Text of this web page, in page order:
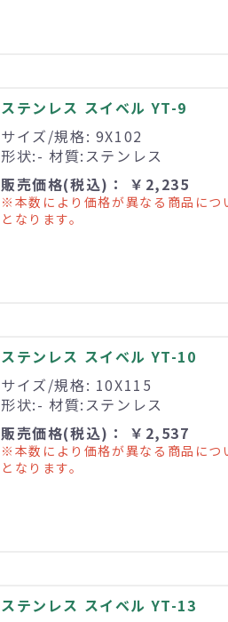
ステンレス スイベル YT-9
サイズ/規格: 9X102
形状:- 材質:ステンレス
販売価格(税込)： ￥2,235
※本数により価格が異なる商品に
となります。
ステンレス スイベル YT-10
サイズ/規格: 10X115
形状:- 材質:ステンレス
販売価格(税込)： ￥2,537
※本数により価格が異なる商品に
となります。
ステンレス スイベル YT-13